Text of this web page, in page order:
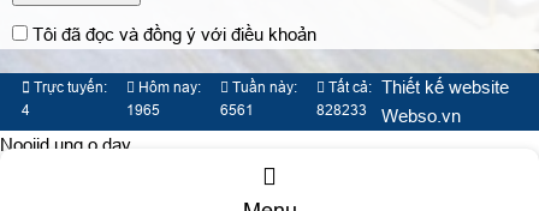
Tôi đã đọc và đồng ý với điều khoản
Trực tuyến:
4
Hôm nay:
1965
Tuần này:
6561
Tất cả:
828233
Thiết kế website
Webso.vn
Nooijd ung o day